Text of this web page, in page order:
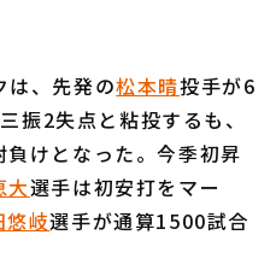
は、先発の松本晴投手が6
振2失点と粘投するも、
けとなった。今季初昇
大選手は初安打をマー
悠岐選手が通算1500試合